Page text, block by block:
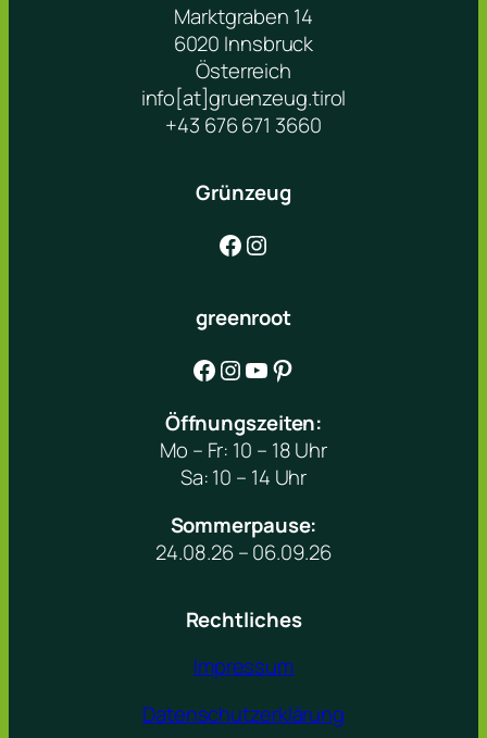
Marktgraben 14
6020 Innsbruck
Österreich
info[at]gruenzeug.tirol
+43 676 671 3660
Grünzeug
Facebook Instagram
greenroot
Facebook Instagram YouTube Pinterest
Öffnungszeiten:
Mo – Fr: 10 – 18 Uhr
Sa: 10 – 14 Uhr
Sommerpause:
24.08.26 – 06.09.26
Rechtliches
Impressum
Datenschutzerklärung